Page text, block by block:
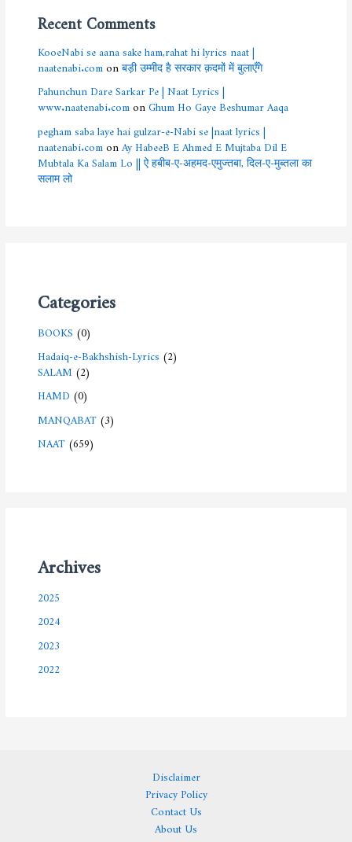
Recent Comments
KooeNabi se aana sake ham,rahat hi lyrics naat |
naatenabi.comonबड़ी उम्मीद है सरकार क़दमों में बुलाएँगे
Pahunchun Dare Sarkar Pe | Naat Lyrics |
www.naatenabi.comonGhum Ho Gaye Beshumar Aaqa
pegham saba laye hai gulzar-e-Nabi se |naat lyrics |
naatenabi.comonAy HabeeB E Ahmed E Mujtaba Dil E
Mubtala Ka Salam Lo || ऐ हबीब-ए-अहमद-एमुज्तबा, दिल-ए-मुब्तला का
सलाम लो
Categories
BOOKS(0)
Hadaiq-e-Bakhshish-Lyrics(2)
SALAM(2)
HAMD(0)
MANQABAT(3)
NAAT(659)
Archives
2025
2024
2023
2022
Disclaimer
Privacy Policy
Contact Us
About Us